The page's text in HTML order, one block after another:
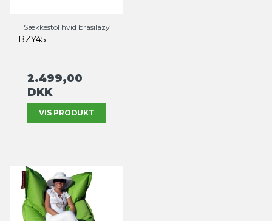
Sækkestol hvid brasilazy
BZY45
2.499,00
DKK
VIS PRODUKT